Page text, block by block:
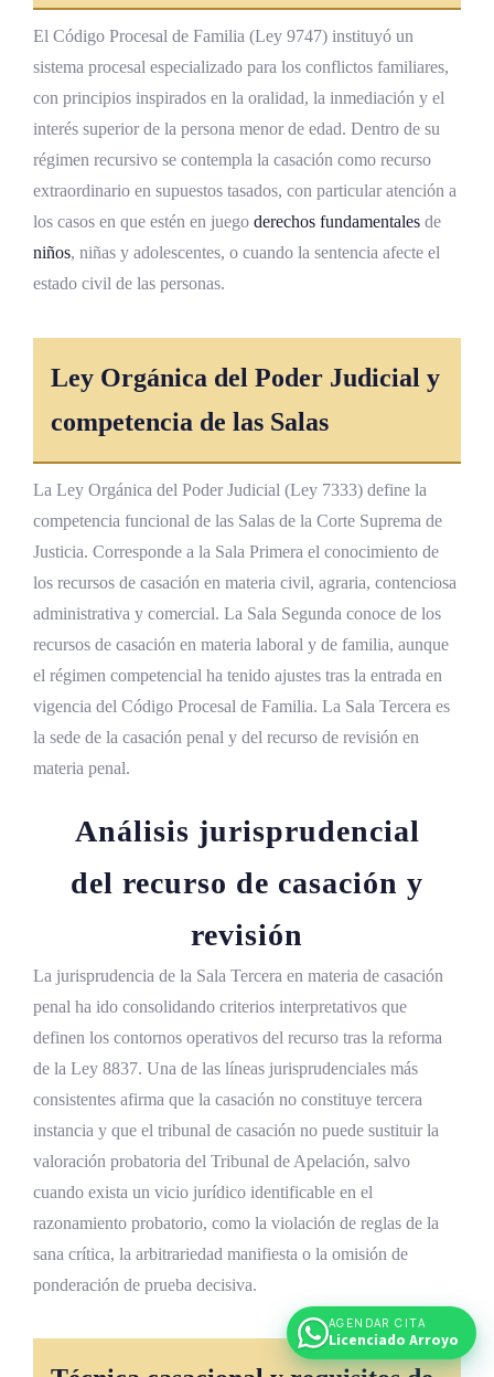
El Código Procesal de Familia (Ley 9747) instituyó un
sistema procesal especializado para los conflictos familiares,
con principios inspirados en la oralidad, la inmediación y el
interés superior de la persona menor de edad. Dentro de su
régimen recursivo se contempla la casación como recurso
extraordinario en supuestos tasados, con particular atención a
los casos en que estén en juego derechos fundamentales de
niños, niñas y adolescentes, o cuando la sentencia afecte el
estado civil de las personas.
Ley Orgánica del Poder Judicial y
competencia de las Salas
La Ley Orgánica del Poder Judicial (Ley 7333) define la
competencia funcional de las Salas de la Corte Suprema de
Justicia. Corresponde a la Sala Primera el conocimiento de
los recursos de casación en materia civil, agraria, contenciosa
administrativa y comercial. La Sala Segunda conoce de los
recursos de casación en materia laboral y de familia, aunque
el régimen competencial ha tenido ajustes tras la entrada en
vigencia del Código Procesal de Familia. La Sala Tercera es
la sede de la casación penal y del recurso de revisión en
materia penal.
Análisis jurisprudencial
del recurso de casación y
revisión
La jurisprudencia de la Sala Tercera en materia de casación
penal ha ido consolidando criterios interpretativos que
definen los contornos operativos del recurso tras la reforma
de la Ley 8837. Una de las líneas jurisprudenciales más
consistentes afirma que la casación no constituye tercera
instancia y que el tribunal de casación no puede sustituir la
valoración probatoria del Tribunal de Apelación, salvo
cuando exista un vicio jurídico identificable en el
razonamiento probatorio, como la violación de reglas de la
sana crítica, la arbitrariedad manifiesta o la omisión de
ponderación de prueba decisiva.
AGENDAR CITA
Licenciado Arroyo